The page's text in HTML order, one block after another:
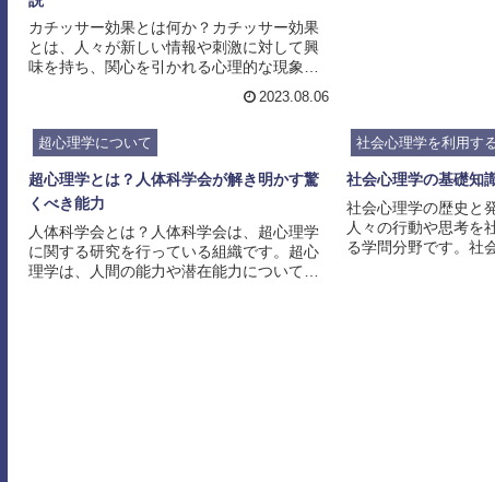
カチッサー効果とは何か？カチッサー効果
とは、人々が新しい情報や刺激に対して興
味を持ち、関心を引かれる心理的な現象で
す。この現象は、新奇性、予測不可能性、
複雑性などの要素によって引き起こされま
す。新奇性は、人々が何か新しいものや珍
しいものに対して興味を持つ傾向を指しま
テイメントの形式などが新奇性の要素とし
て機能することがあります。予測不可能性
は、人々が予測できない出来事や結果に対
して興味を持つ傾向を指します。例えば、
サスペンス映画やスリラー...
2023.08.06
超心理学について
超心理学とは？人体科学会が解き明かす驚
くべき能力
人体科学会とは？人体科学会は、超心理学
に関する研究を行っている組織です。超心
理学は、人間の能力や潜在能力についての
社会心理学を利用す
社会心理学の基礎知
社会心理学の歴史と
人々の行動や思考を
る学問分野です。社